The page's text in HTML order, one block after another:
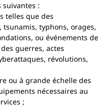
suivantes :
telles que des
typhons, orages,
ou événements de
guerres, actes
révolutions,
ou à grande échelle des
nécessaires au
;